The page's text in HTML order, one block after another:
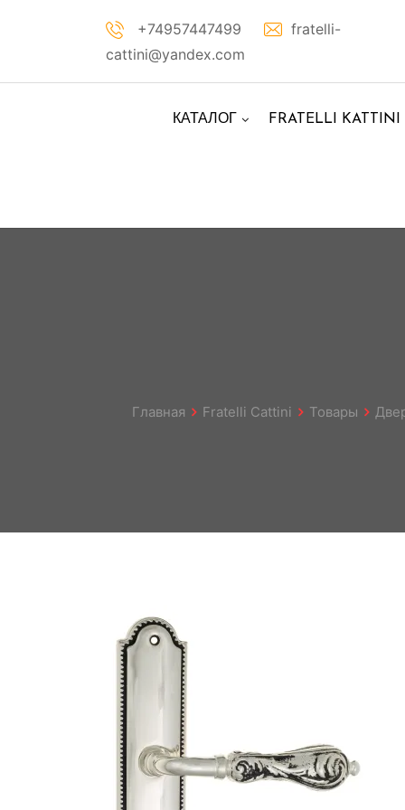
+74957447499
fratelli-
cattini@yandex.com
КАТАЛОГ FRATELLI KATTINI
Главная Fratelli Cattini Товары